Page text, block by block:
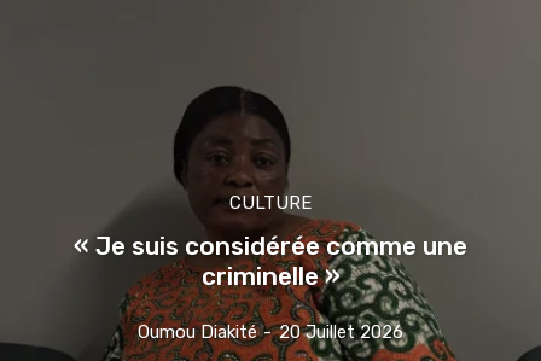
CULTURE
« Je suis considérée comme une
criminelle »
Oumou Diakité - 20 Juillet 2026